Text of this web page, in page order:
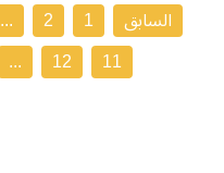
السابق 1
2
...
11
12
...